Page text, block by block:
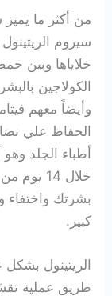
من أكثر ما
سيروم
خلاياها وبين
الكولاجين
الحفاظ علي
أطباء الجلد
خلال
بشرتك واختفاء
كبير.
الريتينول
طريق عملية